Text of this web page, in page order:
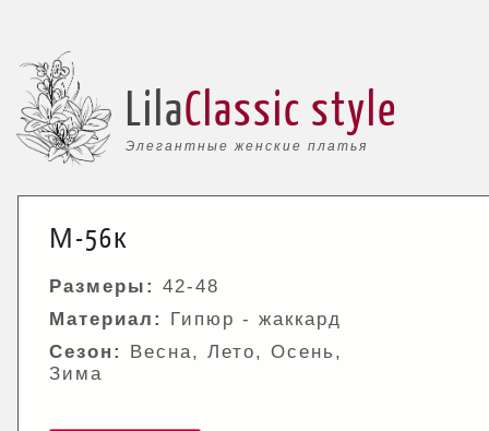
Элегантные женские платья
LilaClassic style
М-56к
Размеры: 42-48
Материал:
Гипюр - жаккард
Сезон:
Весна, Лето, Осень,
Зима